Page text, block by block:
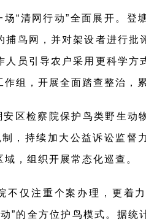
“清网行动”全面展开。登
捕鸟网，并对架设者进行批
员引导农户采用更科学方
组，开展全面踏查整治，
区检察院保护鸟类野生动
，持续加大公益诉讼监督
，组织开展常态化巡查。
不仅注重个案办理，更着
”的全方位护鸟模式。据统